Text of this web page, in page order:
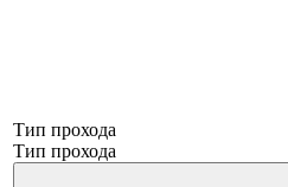
Тип прохода
Тип прохода